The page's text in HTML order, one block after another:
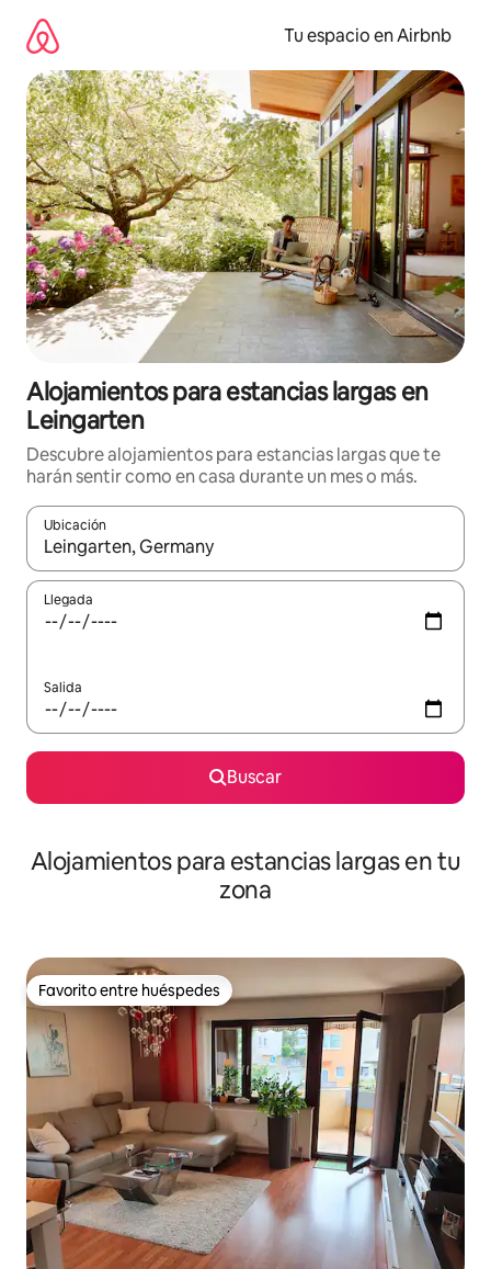
contenido
Tu espacio en Airbnb
Alojamientos para estancias largas en
Leingarten
Descubre alojamientos para estancias largas que te
harán sentir como en casa durante un mes o más.
Ubicación
Cuando los resultados estén disponibles, podrás navegar
Llegada
Salida
Buscar
Alojamientos para estancias largas en tu
zona
Favorito entre huéspedes
Favorito entre huéspedes